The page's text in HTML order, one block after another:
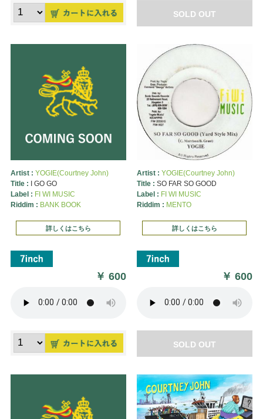
SOLD OUT
Artist : YOGIE(Courtney John)
Title : I GO GO
Label : FI WI MUSIC
Riddim : BANK BOOK
詳しくはこちら
￥600
Artist : YOGIE(Courtney John)
Title : SO FAR SO GOOD
Label : FI WI MUSIC
Riddim : MENTO
詳しくはこちら
￥600
SOLD OUT